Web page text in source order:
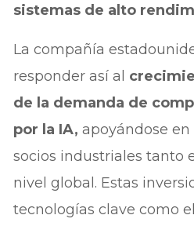
sistemas de alto
La compañía
responder así al
de la demanda de
por la IA,apoyándose
socios industriales tanto
nivel global. Estas
tecnologías clave como